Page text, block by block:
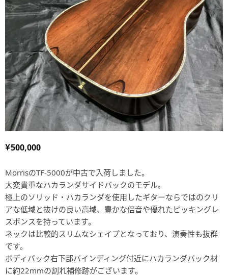
500,000
MorrisのTF-5000が中古で入荷しました。
大変貴重なハカランダサイドバックのモデル。
極上のソリッド・ハカランダを使用したギターならではのクリ
アな低域と抜けの良い高域、豊かな倍音や優れたピッキングレ
スポンスを持っています。
ネックは比較的スリムなシェイプとなっており、演奏性も抜群
です。
ボディバック右下部バインディング付近にハカランダバック材
に約22mmの割れ補修跡がございます。